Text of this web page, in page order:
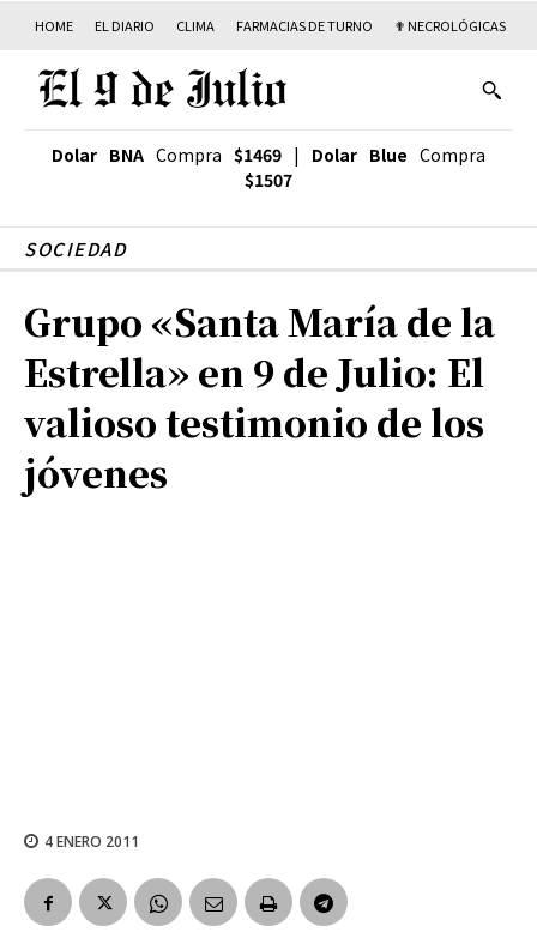
HOME EL DIARIO CLIMA FARMACIAS DE TURNO ✟ NECROLÓGICAS
Dolar BNA Compra $1469 | Dolar Blue Compra
$1507
SOCIEDAD
Grupo «Santa María de la
Estrella» en 9 de Julio: El
valioso testimonio de los
jóvenes
4 ENERO 2011